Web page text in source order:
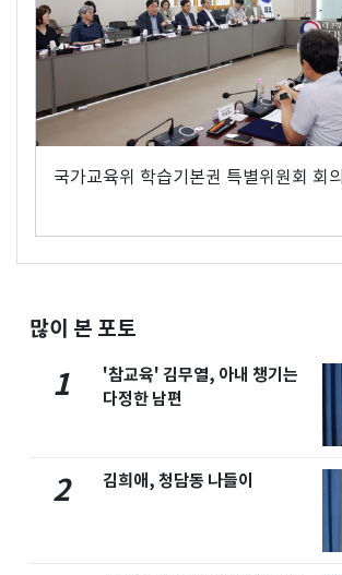
국가교육위 학습기본권 특별위원회 회의
많이 본 포토
1
'참교육' 김무열, 아내 챙기는
다정한 남편
2 김희애, 청담동 나들이